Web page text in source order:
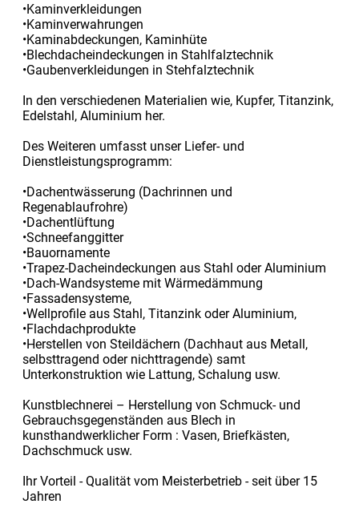
•Kaminverkleidungen
•Kaminverwahrungen
•Kaminabdeckungen, Kaminhüte
•Blechdacheindeckungen in Stahlfalztechnik
•Gaubenverkleidungen in Stehfalztechnik
In den verschiedenen Materialien wie, Kupfer, Titanzink,
Edelstahl, Aluminium her.
Des Weiteren umfasst unser Liefer- und
Dienstleistungsprogramm:
•Dachentwässerung (Dachrinnen und
Regenablaufrohre)
•Dachentlüftung
•Schneefanggitter
•Bauornamente
•Trapez-Dacheindeckungen aus Stahl oder Aluminium
•Dach-Wandsysteme mit Wärmedämmung
•Fassadensysteme,
•Wellprofile aus Stahl, Titanzink oder Aluminium,
•Flachdachprodukte
•Herstellen von Steildächern (Dachhaut aus Metall,
selbsttragend oder nichttragende) samt
Unterkonstruktion wie Lattung, Schalung usw.
Kunstblechnerei – Herstellung von Schmuck- und
Gebrauchsgegenständen aus Blech in
kunsthandwerklicher Form : Vasen, Briefkästen,
Dachschmuck usw.
Ihr Vorteil - Qualität vom Meisterbetrieb - seit über 15
Jahren